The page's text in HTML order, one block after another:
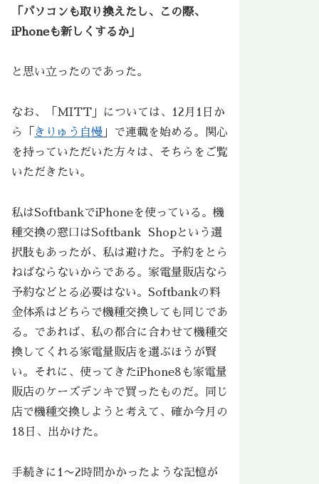
「パソコンも取り換えたし、この際、
iPhoneも新しくするか」
と思い立ったのであった。
なお、「MITT」については、12月1日か
ら「 きりゅう自慢 」で連載を始める。関心
を持っていただいた方々は、そちらをご覧
いただきたい。
私はSoftbankでiPhoneを使っている。機
種交換の窓口はSoftbank Shopという選
択肢もあったが、私は避けた。予約をとら
ねばならないからである。家電量販店なら
予約などとる必要はない。Softbankの料
金体系はどちらで機種交換しても同じであ
る。であれば、私の都合に合わせて機種交
換してくれる家電量販店を選ぶほうが賢
い。それに、使ってきたiPhone8も家電量
販店のケーズデンキで買ったものだ。同じ
店で機種交換しようと考えて、確か今月の
18日、出かけた。
手続きに1〜2時間かかったような記憶が